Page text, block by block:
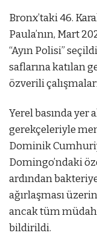
Bronx’taki 46.
Paula’nın, Mart
“Ayın Polisi”
saflarına katılan
özverili
Yerel basında yer
gerekçeleriyle
Dominik
Domingo’ndaki
ardından
ağırlaşması
ancak tüm
bildirildi.